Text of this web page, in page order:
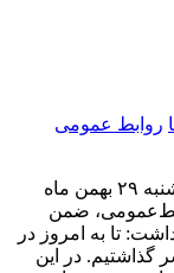
روابط عمومی
امین ابراهیمی مدیرعامل فولاد خوزستان سه‌شنبه‌ ۲۹ بهمن ماه
ضمن
تا به امروز در
گذاشتیم. در این